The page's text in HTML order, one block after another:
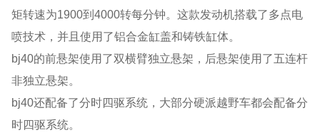
矩转速为1900到4000转每分钟。这款发动机搭载了多点电
喷技术，并且使用了铝合金缸盖和铸铁缸体。
bj40的前悬架使用了双横臂独立悬架，后悬架使用了五连杆
非独立悬架。
bj40还配备了分时四驱系统，大部分硬派越野车都会配备分
时四驱系统。